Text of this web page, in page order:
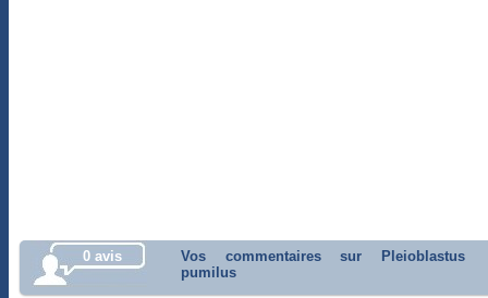
0 avis
Vos commentaires sur Pleioblastus
pumilus